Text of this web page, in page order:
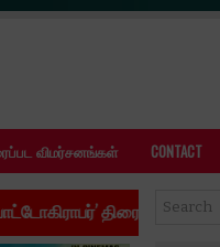
விமர்சனங்கள் CONTACT
விமர்சனம்•’ஜி.டி.என்’